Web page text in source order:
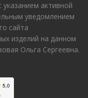
активной
уведомлением
сайта
изделий на данном
Ольга Сергеевна.